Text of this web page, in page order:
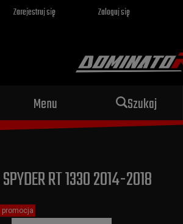
Zarejestruj się Zaloguj się
Menu Szukaj
SPYDER RT 1330 2014-2018
promocja